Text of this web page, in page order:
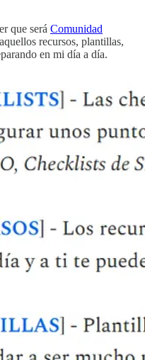
que será Comunidad
recursos, plantillas,
en mi día a día.